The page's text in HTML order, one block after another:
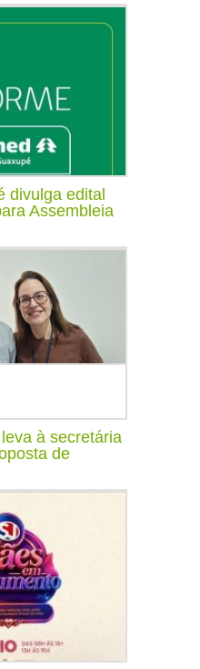
divulga edital
Assembleia
à secretária
de